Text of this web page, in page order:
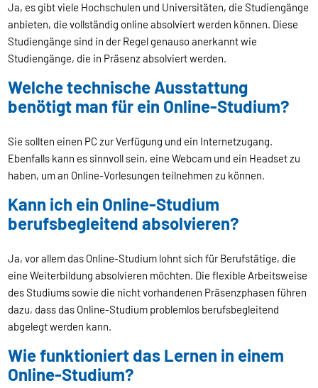
Ja, es gibt viele Hochschulen und Universitäten, die Studiengänge
anbieten, die vollständig online absolviert werden können. Diese
Studiengänge sind in der Regel genauso anerkannt wie
Studiengänge, die in Präsenz absolviert werden.
Welche technische Ausstattung
benötigt man für ein Online-Studium?
Sie sollten einen PC zur Verfügung und ein Internetzugang.
Ebenfalls kann es sinnvoll sein, eine Webcam und ein Headset zu
haben, um an Online-Vorlesungen teilnehmen zu können.
Kann ich ein Online-Studium
berufsbegleitend absolvieren?
Ja, vor allem das Online-Studium lohnt sich für Berufstätige, die
eine Weiterbildung absolvieren möchten. Die flexible Arbeitsweise
des Studiums sowie die nicht vorhandenen Präsenzphasen führen
dazu, dass das Online-Studium problemlos berufsbegleitend
abgelegt werden kann.
Wie funktioniert das Lernen in einem
Online-Studium?